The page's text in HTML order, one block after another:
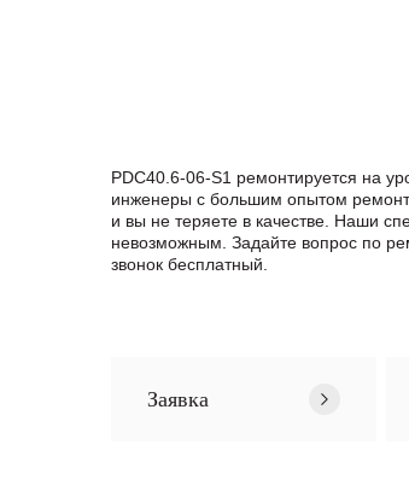
PDC40.6-06-S1 ремонтируется на
инженеры с большим опытом
и вы не теряете в качестве. Наши
невозможным. Задайте вопрос по
звонок бесплатный.
Заявка